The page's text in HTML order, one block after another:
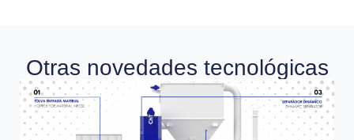
Otras novedades tecnológicas